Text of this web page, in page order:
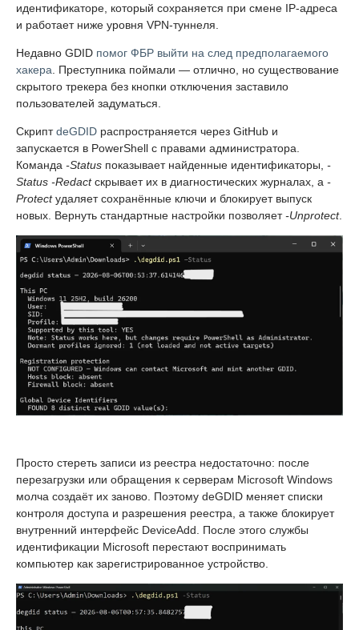
идентификаторе, который сохраняется при смене IP-адреса
и работает ниже уровня VPN-туннеля.
Недавно GDID помог ФБР выйти на след предполагаемого
хакера . Преступника поймали — отлично, но существование
скрытого трекера без кнопки отключения заставило
пользователей задуматься.
СкриптdeGDID распространяется через GitHub и
запускается в PowerShell с правами администратора.
Команда -Status показывает найденные идентификаторы, -
Status -Redactскрывает их в диагностических журналах, а -
Protectудаляет сохранённые ключи и блокирует выпуск
новых. Вернуть стандартные настройки позволяет-Unprotect.
Просто стереть записи из реестра недостаточно: после
перезагрузки или обращения к серверам Microsoft Windows
молча создаёт их заново. Поэтому deGDID меняет списки
контроля доступа и разрешения реестра, а также блокирует
внутренний интерфейс DeviceAdd. После этого службы
идентификации Microsoft перестают воспринимать
компьютер как зарегистрированное устройство.